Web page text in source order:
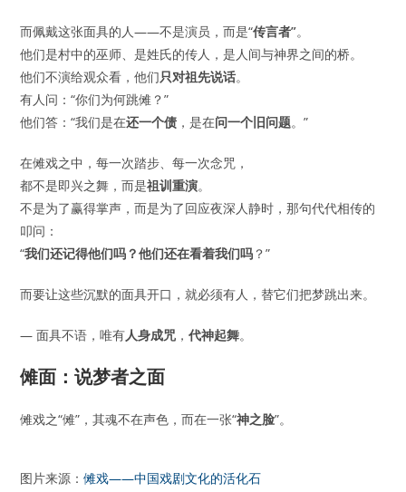
而佩戴这张面具的人——不是演员，而是“传言者”。
他们是村中的巫师、是姓氏的传人，是人间与神界之间的桥。
他们不演给观众看，他们只对祖先说话。
有人问：“你们为何跳傩？”
他们答：“我们是在还一个债 ，是在问一个旧问题。”
在傩戏之中，每一次踏步、每一次念咒，
都不是即兴之舞，而是祖训重演。
不是为了赢得掌声，而是为了回应夜深人静时，那句代代相传的
叩问：
“我们还记得他们吗？他们还在看着我们吗 ？”
而要让这些沉默的面具开口，就必须有人，替它们把梦跳出来。
— 面具不语，唯有人身成咒 ，代神起舞。
傩面：说梦者之面
傩戏之“傩”，其魂不在声色，而在一张“神之脸”。
图片来源：傩戏——中国戏剧文化的活化石